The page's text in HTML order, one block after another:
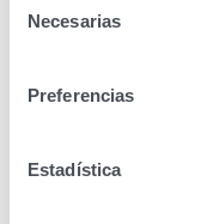
Necesarias
Preferencias
Estadística
tópico de lesiones
fórmula con
ayuda a eliminar el
reduce el riesgo de